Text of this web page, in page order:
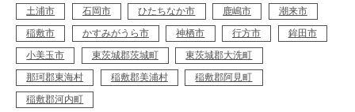
土浦市 石岡市 ひたちなか市 鹿嶋市
潮来市
稲敷市
かすみがうら市 神栖市 行方市
鉾田市
小美玉市
東茨城郡茨城町
東茨城郡大洗町
那珂郡東海村
稲敷郡美浦村
稲敷郡阿見町
稲敷郡河内町